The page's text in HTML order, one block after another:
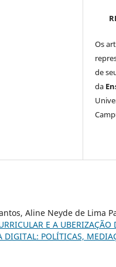
Os
de
da
Aline Neyde de Lima
E A UBERIZAÇÃO
POLÍTICAS,